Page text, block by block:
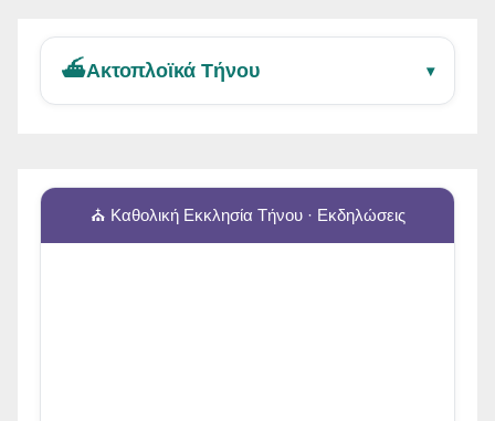
⛴️Ακτοπλοϊκά Τήνου ▾
⛪ Καθολική Εκκλησία Τήνου · Εκδηλώσεις